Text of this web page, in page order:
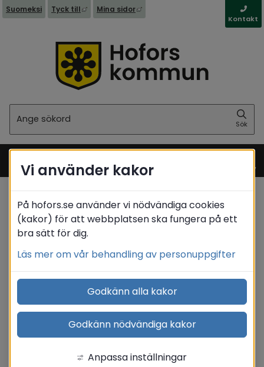
Suomeksi Tyck till Länk till annan webbplats, öppnas i nytt
Mina sidor Länk till annan webbplats,
Kontakt
Sök
Meny
Startsida
Vi använder kakor
På hofors.se använder vi nödvändiga cookies
(kakor) för att webbplatsen ska fungera på ett
bra sätt för dig.
Läs mer om vår behandling av personuppgifter
Godkänn alla kakor
Godkänn nödvändiga kakor
Anpassa inställningar